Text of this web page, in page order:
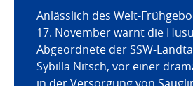
Anlässlich des Welt-
17. November warnt die
Abgeordnete der SSW-
Sybilla Nitsch, vor einer